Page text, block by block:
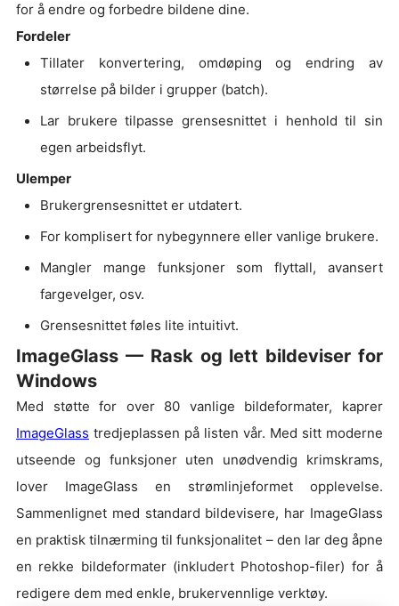
for å endre og forbedre bildene dine.
Fordeler
Tillater konvertering, omdøping og endring av
størrelse på bilder i grupper (batch).
Lar brukere tilpasse grensesnittet i henhold til sin
egen arbeidsflyt.
Ulemper
Brukergrensesnittet er utdatert.
For komplisert for nybegynnere eller vanlige brukere.
Mangler mange funksjoner som flyttall, avansert
fargevelger, osv.
Grensesnittet føles lite intuitivt.
ImageGlass — Rask og lett bildeviser for
Windows
Med støtte for over 80 vanlige bildeformater, kaprer
ImageGlass tredjeplassen på listen vår. Med sitt moderne
utseende og funksjoner uten unødvendig krimskrams,
lover ImageGlass en strømlinjeformet opplevelse.
Sammenlignet med standard bildevisere, har ImageGlass
en praktisk tilnærming til funksjonalitet – den lar deg åpne
en rekke bildeformater (inkludert Photoshop-filer) for å
redigere dem med enkle, brukervennlige verktøy.